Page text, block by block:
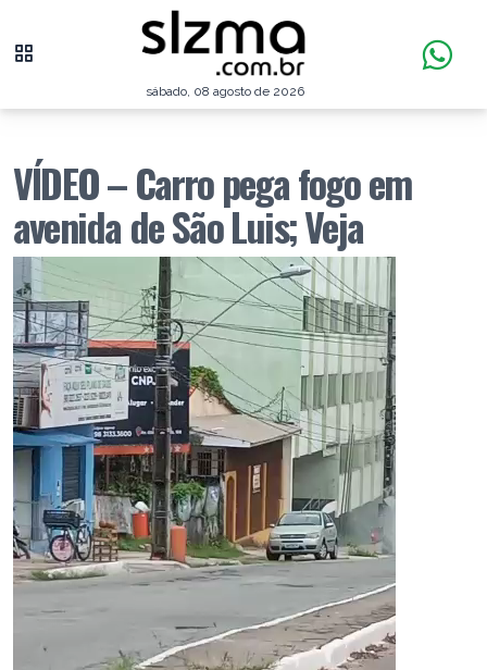
sábado, 08 agosto de 2026
VÍDEO – Carro pega fogo em
avenida de São Luis; Veja